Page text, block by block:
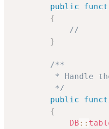
public
{
//
}
/**
* Handle
         */
public
{
DB ::